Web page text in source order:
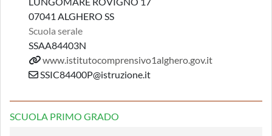
07041 ALGHERO SS
Scuola serale
SSAA84403N
www.istitutocomprensivo1alghero.gov.it
SSIC84400P@istruzione.it
SCUOLA PRIMO GRADO